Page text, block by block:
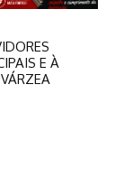
E À